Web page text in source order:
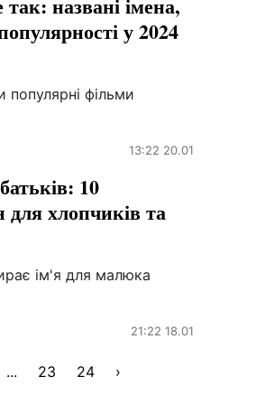
у 2024
популярні фільми
13:22 20.01
10
хлопчиків та
ім'я для малюка
21:22 18.01
... 23 24 ›